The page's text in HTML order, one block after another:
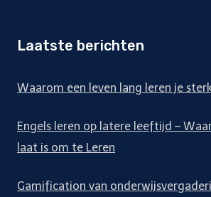
Laatste berichten
Waarom een leven lang leren je
Engels leren op latere leeftijd –
laat is om te Leren
Gamification van